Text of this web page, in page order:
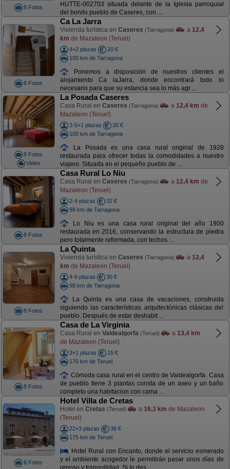
8 Fotos
HUTTE-002703 situada delante de la Iglesia parroquial
del bonito pueblo de Caseres, con ...
8 Fotos
Ca La Jarra
Vivienda turística en Caseres (Tarragona) a 12,4
km de Mazaleon (Teruel)
4+2 plazas
20 €
100 km de Tarragona
Ponemos a disposición de nuestros clientes el
alojamiento Ca laJarra, donde encontrará todo lo
necesario para que su estancia sea lo más agr ...
8 Fotos
Video
La Posada Caseres
Casa Rural en Caseres (Tarragona) a 12,4 km de
Mazaleon (Teruel)
2-5+1 plazas
30 €
100 km de Tarragona
La Posada es una casa rural original de 1928
restaurada para ofrecer todas la comodidades a nuestro
viajero. Situada en el pequeño pueblo de ...
8 Fotos
Casa Rural Lo Niu
Casa Rural en Caseres (Tarragona) a 12,4 km de
Mazaleon (Teruel)
2-4 plazas
32 €
98 km de Tarragona
Lo Niu es una casa rural original del año 1900
restaurada en 2016, conservando la estructura de piedra
pero totalmente reformada, con techos ...
8 Fotos
La Quinta
Vivienda turística en Caseres (Tarragona) a 12,4
km de Mazaleon (Teruel)
4-6 plazas
30 €
98 km de Tarragona
La Quinta es una casa de vacaciones, construida
siguiendo las características arquitectónicas clásicas del
pueblo. Después de estar deshabit ...
8 Fotos
Casa de La Virginia
Casa Rural en Valdealgorfa (Teruel) a 13,4 km
de Mazaleon (Teruel)
3+1 plazas
15 €
170 km de Teruel
Cómoda casa rural en el centro de Valdealgorfa. Casa
de pueblo tiene 3 plantas consta de un aseo y un baño
completo una habitacion con cama ...
8 Fotos
Hotel Villa de Cretas
Hotel en Cretas (Teruel) a 16,3 km de Mazaleon
(Teruel)
22+3 plazas
36 €
175 km de Teruel
Hotel Rural con Encanto, donde el servicio esmerado
y el ambiente acogedor le permitirán pasar unos días de